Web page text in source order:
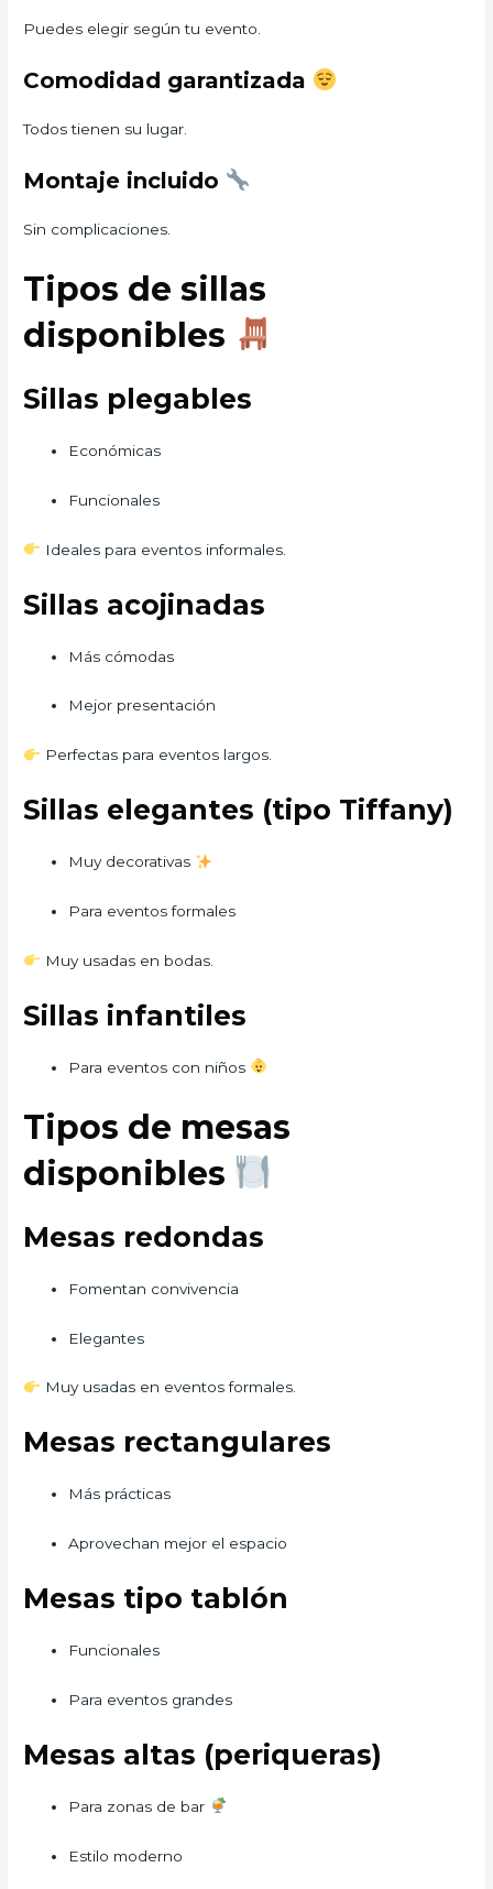
Puedes elegir según tu evento.
Comodidad garantizada
Todos tienen su lugar.
Montaje incluido
Sin complicaciones.
Tipos de sillas
disponibles
Sillas plegables
Económicas
Funcionales
Ideales para eventos informales.
Sillas acojinadas
Más cómodas
Mejor presentación
Perfectas para eventos largos.
Sillas elegantes (tipo Tiffany)
Muy decorativas
Para eventos formales
Muy usadas en bodas.
Sillas infantiles
Para eventos con niños
Tipos de mesas
disponibles
Mesas redondas
Fomentan convivencia
Elegantes
Muy usadas en eventos formales.
Mesas rectangulares
Más prácticas
Aprovechan mejor el espacio
Mesas tipo tablón
Funcionales
Para eventos grandes
Mesas altas (periqueras)
Para zonas de bar
Estilo moderno